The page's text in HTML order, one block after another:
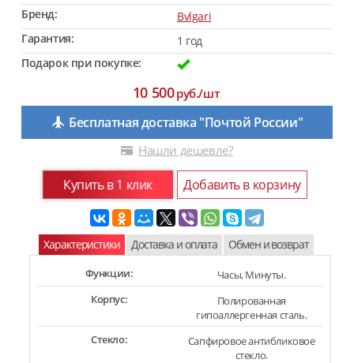
Бренд:
Bvlgari
Гарантия:
1 год
Подарок при покупке:
10 500руб./шт
Бесплатная доставка "Почтой России"
Нашли дешевле?
Купить в 1 клик Добавить в корзину
Характеристики Доставка и оплата Обмен и возврат
Функции:
Часы, Минуты.
Корпус:
Полированная
гипоаллергенная сталь.
Стекло:
Сапфировое антибликовое
стекло.